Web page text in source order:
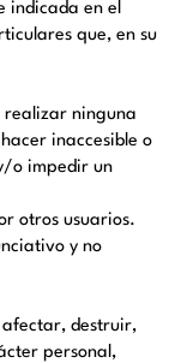
indicada en el
que, en su
realizar ninguna
inaccesible o
o impedir un
otros usuarios.
y no
destruir,
personal,